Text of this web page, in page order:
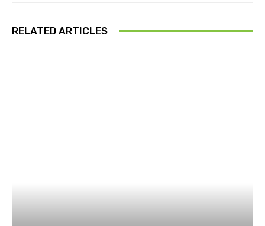
RELATED ARTICLES